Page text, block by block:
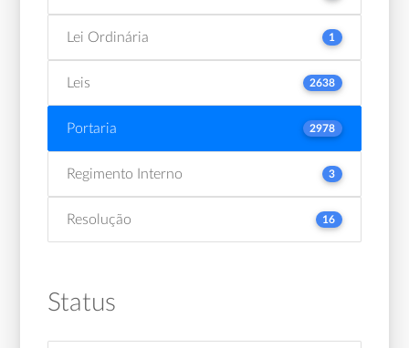
Lei Ordinária 1
Leis 2638
Portaria 2978
Regimento Interno 3
Resolução 16
Status